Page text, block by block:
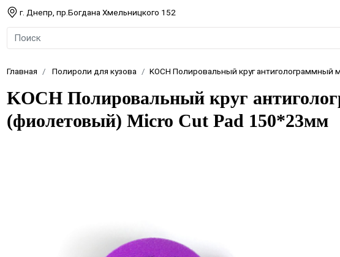
г. Днепр, пр.Богдана Хмельницкого 152
Главная Полироли для кузова KOCH Полировальный круг
KOCH Полировальный круг
(фиолетовый) Micro Cut Pad 150*23мм